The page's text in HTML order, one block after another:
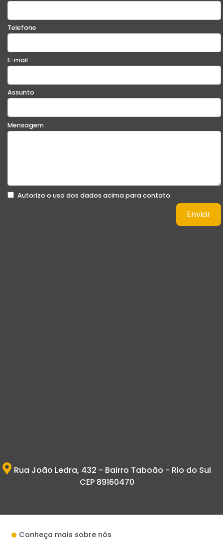
Telefone
E-mail
Assunto
Mensagem
Autorizo o uso dos dados acima para contato.
Enviar
Rua João Ledra, 432 - Bairro Taboão - Rio do Sul
CEP 89160470
Conheça mais sobre nós